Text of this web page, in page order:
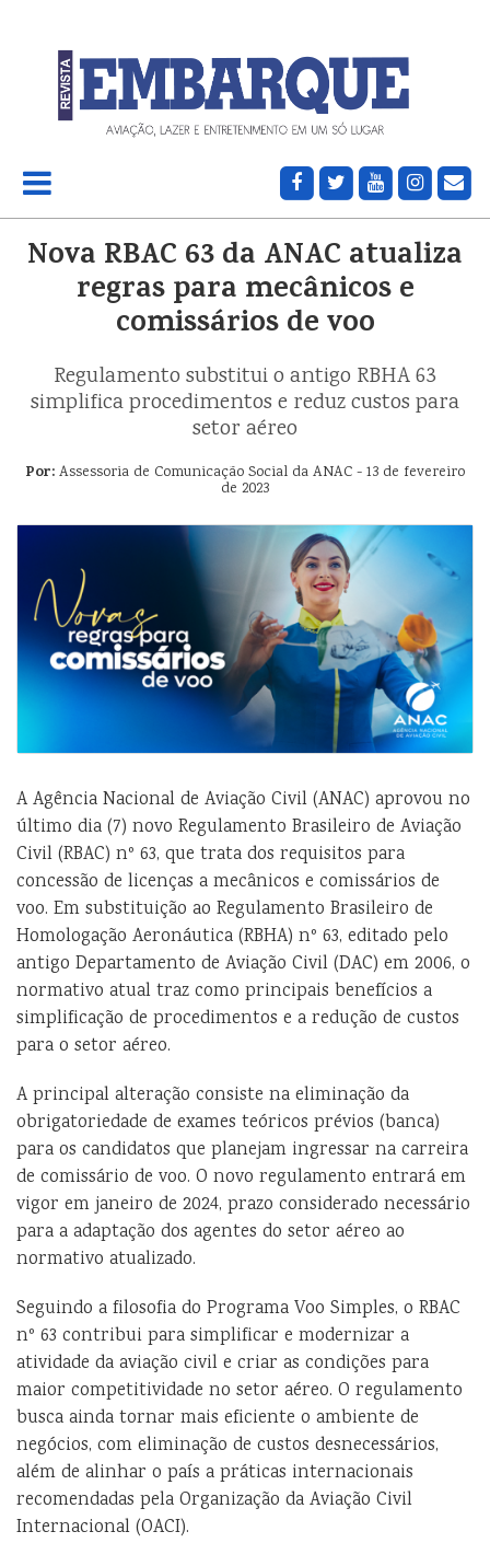
Nova RBAC 63 da ANAC atualiza
regras para mecânicos e
comissários de voo
Regulamento substitui o antigo RBHA 63
simplifica procedimentos e reduz custos para
setor aéreo
Por: Assessoria de Comunicação Social da ANAC - 13 de fevereiro
de 2023
A Agência Nacional de Aviação Civil (ANAC) aprovou no
último dia (7) novo Regulamento Brasileiro de Aviação
Civil (RBAC) nº 63, que trata dos requisitos para
concessão de licenças a mecânicos e comissários de
voo. Em substituição ao Regulamento Brasileiro de
Homologação Aeronáutica (RBHA) nº 63, editado pelo
antigo Departamento de Aviação Civil (DAC) em 2006, o
normativo atual traz como principais benefícios a
simplificação de procedimentos e a redução de custos
para o setor aéreo.
A principal alteração consiste na eliminação da
obrigatoriedade de exames teóricos prévios (banca)
para os candidatos que planejam ingressar na carreira
de comissário de voo. O novo regulamento entrará em
vigor em janeiro de 2024, prazo considerado necessário
para a adaptação dos agentes do setor aéreo ao
normativo atualizado.
Seguindo a filosofia do Programa Voo Simples, o RBAC
nº 63 contribui para simplificar e modernizar a
atividade da aviação civil e criar as condições para
maior competitividade no setor aéreo. O regulamento
busca ainda tornar mais eficiente o ambiente de
negócios, com eliminação de custos desnecessários,
além de alinhar o país a práticas internacionais
recomendadas pela Organização da Aviação Civil
Internacional (OACI).